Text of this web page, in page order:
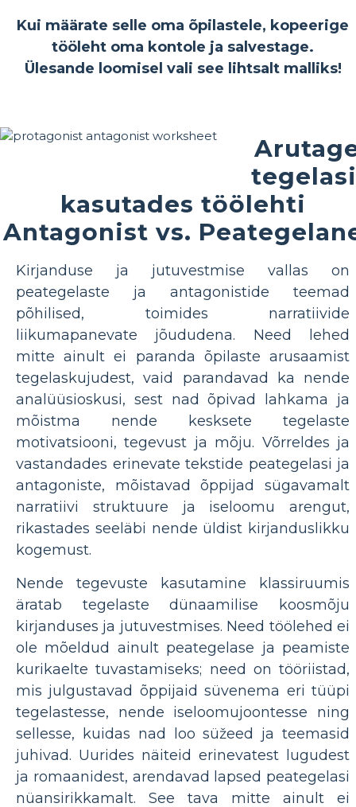
Kui määrate selle oma õpilastele, kopeerige
tööleht oma kontole ja salvestage.
Ülesande loomisel vali see lihtsalt malliks!
kasutades töölehti
Antagonist vs.
Kirjanduse ja jutuvestmise vallas on
peategelaste ja antagonistide teemad
põhilised, toimides narratiivide
liikumapanevate jõududena. Need lehed
mitte ainult ei paranda õpilaste arusaamist
tegelaskujudest, vaid parandavad ka nende
analüüsioskusi, sest nad õpivad lahkama ja
mõistma nende kesksete tegelaste
motivatsiooni, tegevust ja mõju. Võrreldes ja
vastandades erinevate tekstide peategelasi ja
antagoniste, mõistavad õppijad sügavamalt
narratiivi struktuure ja iseloomu arengut,
rikastades seeläbi nende üldist kirjanduslikku
kogemust.
Nende tegevuste kasutamine klassiruumis
äratab tegelaste dünaamilise koosmõju
kirjanduses ja jutuvestmises. Need töölehed ei
ole mõeldud ainult peategelase ja peamiste
kurikaelte tuvastamiseks; need on tööriistad,
mis julgustavad õppijaid süvenema eri tüüpi
tegelastesse, nende iseloomujoontesse ning
sellesse, kuidas nad loo süžeed ja teemasid
juhivad. Uurides näiteid erinevatest lugudest
ja romaanidest, arendavad lapsed peategelasi
nüansirikkamalt. See tava mitte ainult ei